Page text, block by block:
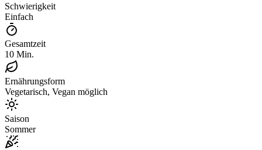
Schwierigkeit
Einfach
Gesamtzeit
10 Min.
Ernährungsform
Vegetarisch, Vegan möglich
Saison
Sommer